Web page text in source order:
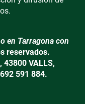
en Tarragona con
reservados.
43800 VALLS,
591 884.